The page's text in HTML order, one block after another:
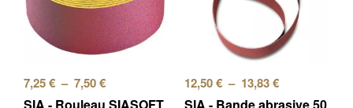
7,25€ – 7,50€ 12,50€ – 13,83€